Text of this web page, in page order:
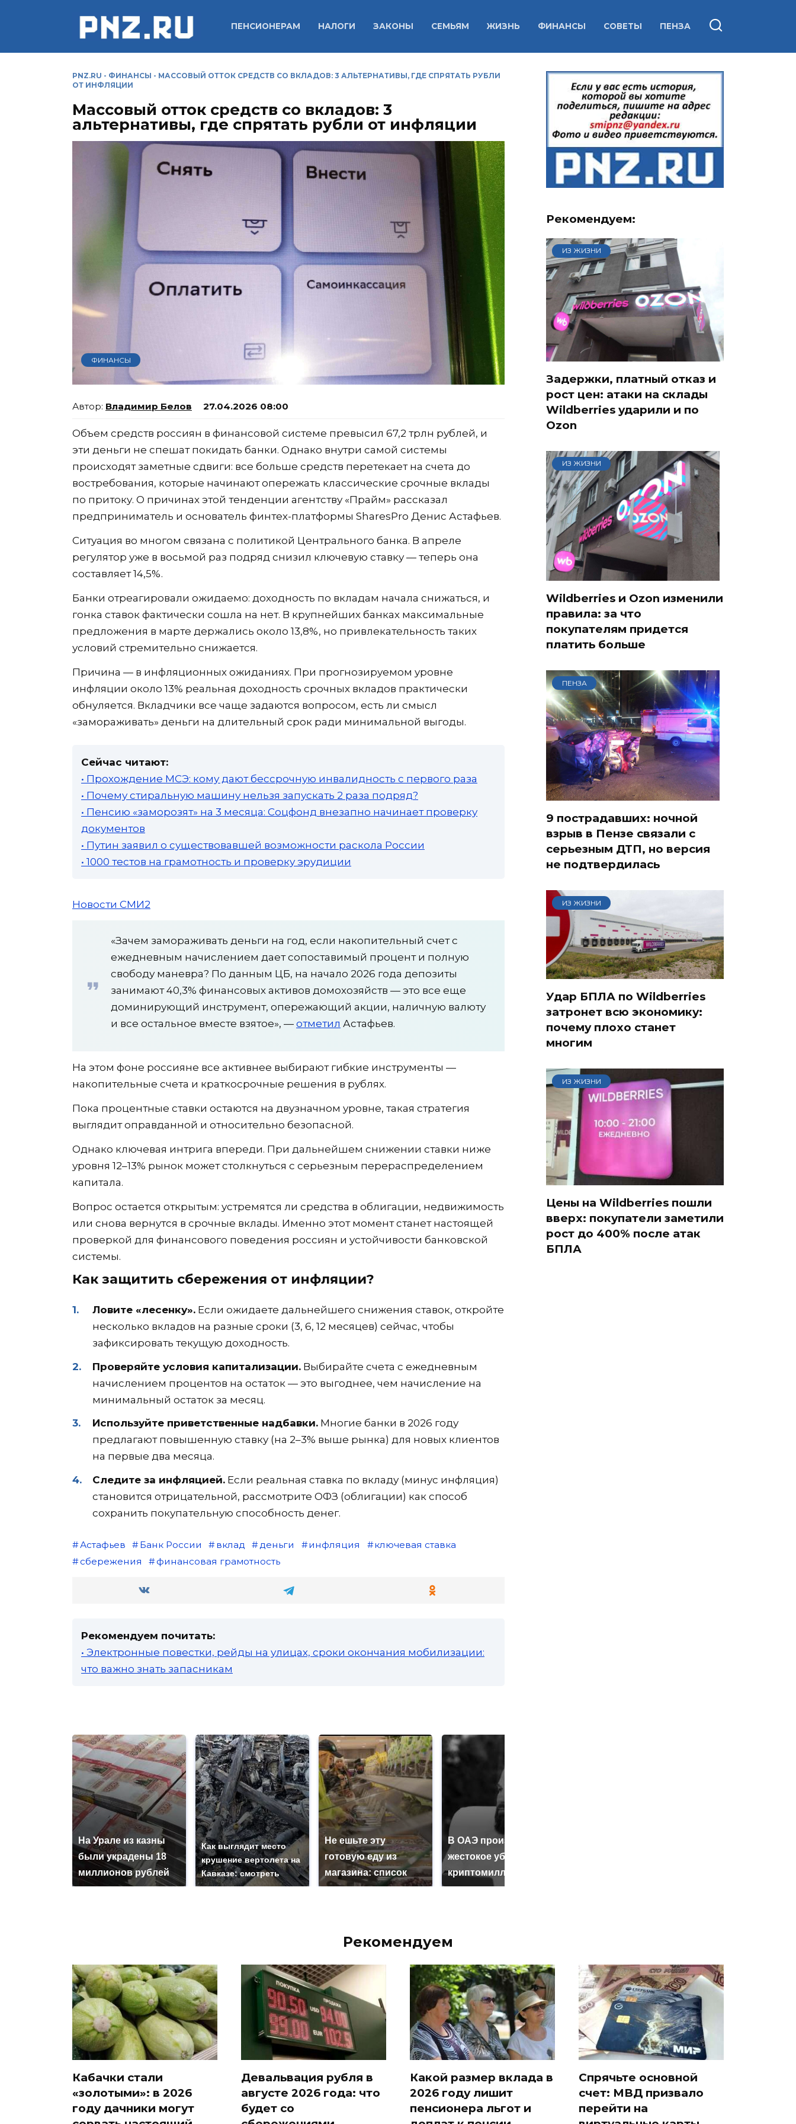
ПЕНСИОНЕРАМ НАЛОГИ ЗАКОНЫ СЕМЬЯМ ЖИЗНЬ ФИНАНСЫ СОВЕТЫ ПЕНЗА
PNZ.RU - ФИНАНСЫ - МАССОВЫЙ ОТТОК СРЕДСТВ СО ВКЛАДОВ: 3 АЛЬТЕРНАТИВЫ, ГДЕ СПРЯТАТЬ РУБЛИ
ОТ ИНФЛЯЦИИ
Массовый отток средств со вкладов: 3
альтернативы, где спрятать рубли от инфляции
ФИНАНСЫ
Владимир Белов 27.04.2026 08:00
Объем средств россиян в финансовой системе превысил 67,2 трлн рублей, и
эти деньги не спешат покидать банки. Однако внутри самой системы
происходят заметные сдвиги: все больше средств перетекает на счета до
востребования, которые начинают опережать классические срочные вклады
по притоку. О причинах этой тенденции агентству «Прайм» рассказал
предприниматель и основатель финтех-платформы SharesPro Денис Астафьев.
Ситуация во многом связана с политикой Центрального банка. В апреле
регулятор уже в восьмой раз подряд снизил ключевую ставку — теперь она
составляет 14,5%.
Банки отреагировали ожидаемо: доходность по вкладам начала снижаться, и
гонка ставок фактически сошла на нет. В крупнейших банках максимальные
предложения в марте держались около 13,8%, но привлекательность таких
условий стремительно снижается.
Причина — в инфляционных ожиданиях. При прогнозируемом уровне
инфляции около 13% реальная доходность срочных вкладов практически
обнуляется. Вкладчики все чаще задаются вопросом, есть ли смысл
«замораживать» деньги на длительный срок ради минимальной выгоды.
Сейчас читают:
• Прохождение МСЭ: кому дают бессрочную инвалидность с первого раза
• Почему стиральную машину нельзя запускать 2 раза подряд?
• Пенсию «заморозят» на 3 месяца: Соцфонд внезапно начинает проверку
документов
• Путин заявил о существовавшей возможности раскола России
• 1000 тестов на грамотность и проверку эрудиции
Новости СМИ2
«Зачем замораживать деньги на год, если накопительный счет с
ежедневным начислением дает сопоставимый процент и полную
свободу маневра? По данным ЦБ, на начало 2026 года депозиты
занимают 40,3% финансовых активов домохозяйств — это все еще
доминирующий инструмент, опережающий акции, наличную валюту
и все остальное вместе взятое», — отметил Астафьев.
На этом фоне россияне все активнее выбирают гибкие инструменты —
накопительные счета и краткосрочные решения в рублях.
Пока процентные ставки остаются на двузначном уровне, такая стратегия
выглядит оправданной и относительно безопасной.
Однако ключевая интрига впереди. При дальнейшем снижении ставки ниже
уровня 12–13% рынок может столкнуться с серьезным перераспределением
капитала.
Вопрос остается открытым: устремятся ли средства в облигации, недвижимость
или снова вернутся в срочные вклады. Именно этот момент станет настоящей
проверкой для финансового поведения россиян и устойчивости банковской
системы.
Как защитить сбережения от инфляции?
Ловите «лесенку». Если ожидаете дальнейшего снижения ставок, откройте
несколько вкладов на разные сроки (3, 6, 12 месяцев) сейчас, чтобы
зафиксировать текущую доходность.
Проверяйте условия капитализации. Выбирайте счета с ежедневным
начислением процентов на остаток — это выгоднее, чем начисление на
минимальный остаток за месяц.
Используйте приветственные надбавки. Многие банки в 2026 году
предлагают повышенную ставку (на 2–3% выше рынка) для новых клиентов
на первые два месяца.
Следите за инфляцией. Если реальная ставка по вкладу (минус инфляция)
становится отрицательной, рассмотрите ОФЗ (облигации) как способ
сохранить покупательную способность денег.
Астафьев Банк России вклад деньги инфляция
ключевая ставка
сбережения
финансовая грамотность
Рекомендуем почитать:
• Электронные повестки, рейды на улицах, сроки окончания мобилизации:
что важно знать запасникам
На Урале из казны
были украдены 18
миллионов рублей
Как выглядит место
крушение вертолета на
Кавказе: смотреть
Не ешьте эту
готовую еду из
магазина: список
В ОАЭ произошло
жестокое убийство
криптомиллионера
Рекомендуем:
ИЗ ЖИЗНИ
Задержки, платный отказ и
рост цен: атаки на склады
Wildberries ударили и по
Ozon
ИЗ ЖИЗНИ
Wildberries и Ozon изменили
правила: за что
покупателям придется
платить больше
ПЕНЗА
9 пострадавших: ночной
взрыв в Пензе связали с
серьезным ДТП, но версия
не подтвердилась
ИЗ ЖИЗНИ
Удар БПЛА по Wildberries
затронет всю экономику:
почему плохо станет
многим
ИЗ ЖИЗНИ
Цены на Wildberries пошли
вверх: покупатели заметили
рост до 400% после атак
БПЛА
Рекомендуем
Кабачки стали
«золотыми»: в 2026
году дачники могут
Девальвация рубля в
августе 2026 года: что
будет со
Какой размер вклада в
2026 году лишит
пенсионера льгот и
Спрячьте основной
счет: МВД призвало
перейти на